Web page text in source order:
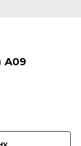
A09